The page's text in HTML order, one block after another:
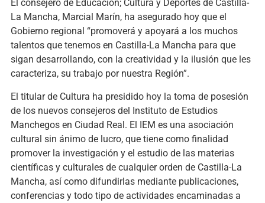
El consejero de Educación; Cultura y Deportes de Castilla-
La Mancha, Marcial Marín, ha asegurado hoy que el
Gobierno regional “promoverá y apoyará a los muchos
talentos que tenemos en Castilla-La Mancha para que
sigan desarrollando, con la creatividad y la ilusión que les
caracteriza, su trabajo por nuestra Región”.
El titular de Cultura ha presidido hoy la toma de posesión
de los nuevos consejeros del Instituto de Estudios
Manchegos en Ciudad Real. El IEM es una asociación
cultural sin ánimo de lucro, que tiene como finalidad
promover la investigación y el estudio de las materias
científicas y culturales de cualquier orden de Castilla-La
Mancha, así como difundirlas mediante publicaciones,
conferencias y todo tipo de actividades encaminadas a